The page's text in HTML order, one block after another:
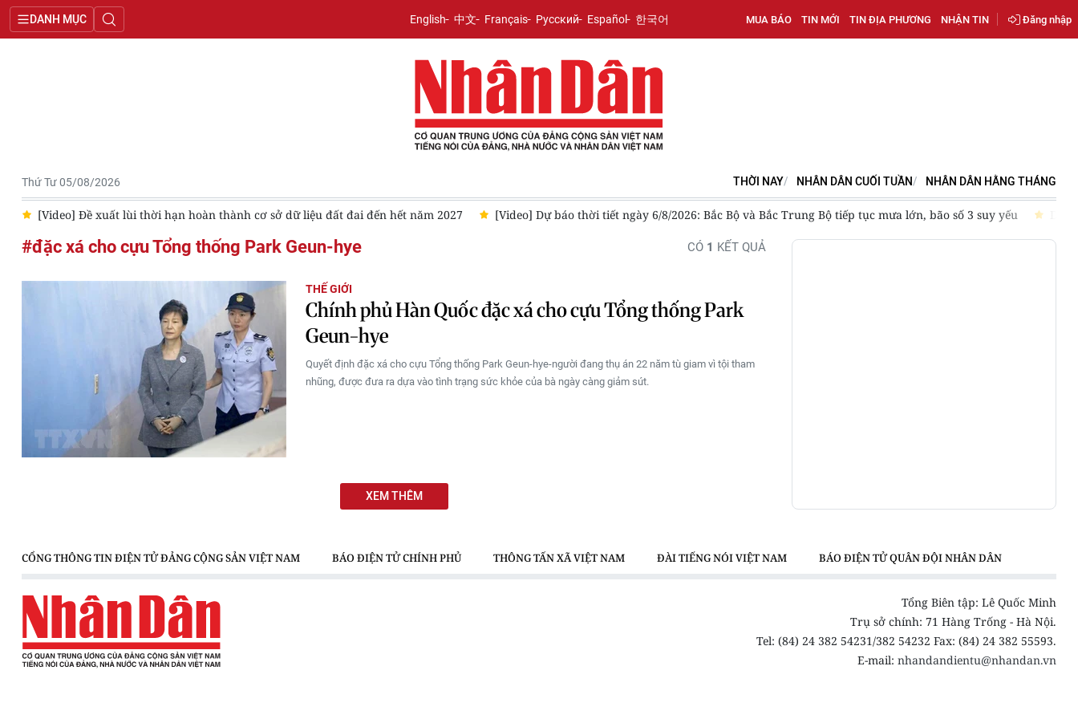
DANH MỤC English 中文 Français Русский Español 한국어 MUA BÁO TIN MỚI TIN ĐỊA PHƯƠNG NHẬN TIN Đăng nhập
Thứ Tư 05/08/2026 THỜI NAY NHÂN DÂN CUỐI TUẦN NHÂN DÂN HẰNG THÁNG
[Video] Đề xuất lùi thời hạn hoàn thành cơ sở dữ liệu đất đai đến hết năm 2027 [Video] Dự báo thời tiết ngày 6/8/2026: Bắc Bộ và Bắc Trung Bộ tiếp tục mưa lớn, bão số 3 suy yếu
#đặc xá cho cựu Tổng thống Park Geun-hye CÓ 1 KẾT QUẢ
THẾ GIỚI
Chính phủ Hàn Quốc đặc xá cho cựu Tổng thống Park
Geun-hye
Quyết định đặc xá cho cựu Tổng thống Park Geun-hye-người đang thụ án 22 năm tù giam vì tội tham
nhũng, được đưa ra dựa vào tình trạng sức khỏe của bà ngày càng giảm sút.
XEM THÊM
CỔNG THÔNG TIN ĐIỆN TỬ ĐẢNG CỘNG SẢN VIỆT NAM BÁO ĐIỆN TỬ CHÍNH PHỦ THÔNG TẤN XÃ VIỆT NAM ĐÀI TIẾNG NÓI VIỆT NAM BÁO ĐIỆN TỬ QUÂN ĐỘI NHÂN DÂN
Tổng Biên tập: Lê Quốc Minh
Trụ sở chính: 71 Hàng Trống - Hà Nội.
Tel: (84) 24 382 54231/382 54232 Fax: (84) 24 382 55593.
E-mail: nhandandientu@nhandan.vn